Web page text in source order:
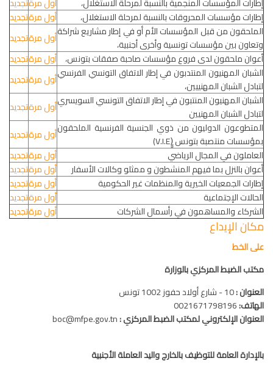
إطارات مؤسسات المحروقات بالنسبة لمرحلة الاستغلال،
أول مرةتجديد
الملحقون من قبل المؤسسات الأم أو في إطار مشاريع شراكة
وتعاون بين مؤسسات تونسية وأخرى أجنبية،
أول مرةتجديد
أعوان ملحقون لدى فروع مؤسسات صاحبة صفقات بتونس، أول مرةتجديد
الشبان المهنيون المنتدبون في إطار الاتفاق التونسي الفرنسي
لتبادل الشبان المهنييين،
أول مرةتجديد
الشبان المهنيون المنتبون في إطار الاتفاق التونسي السويسري
لتبادل الشبان المهنيين
أول مرةتجديد
المتطوعون الدوليون من ذوي الجنسية الفرنسية الملحقون
بمؤسسات منتصبة بتونس (ٍٍV.I.E)
أول مرةتجديد
العاملون في المجال الرياضي
أول مرةتجديد
أعوان بالنزل بما فيهم المنشطون و ممثلو وكالات الأسفار
أول مرةتجديد
إطارات الجمعيات الخيرية والمنظمات غير الحكومية
أول مرةتجديد
الحالات الإجتماعية
أول مرةتجديد
الشركاء والمساهمون في رأسمال الشركات
أول مرةتجديد
مكان الإيداع
على الخط
مكتب الضبط المركزي بالوزارة
العنوان :10 - شارع أولاد حفوز 1002 تونس
الهاتف:0021671798196
العنوان الإلكتروني لمكتب الضبط المركزي :boc@mfpe.gov.tn
بالإدارة العامة للتوظيف بالخارج واليد العاملة الأجنبية